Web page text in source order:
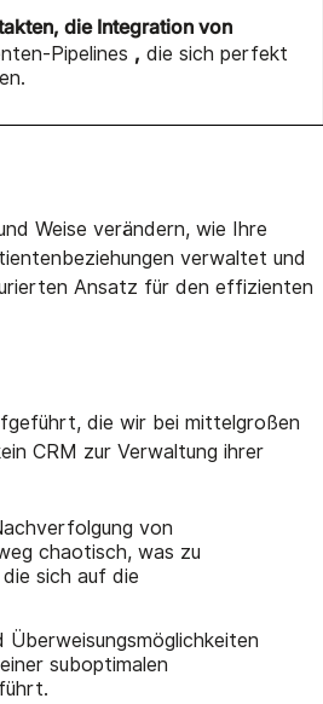
die Integration von
Pipelines , die sich perfekt
Weise verändern, wie Ihre
verwaltet und
Ansatz für den effizienten
die wir bei mittelgroßen
CRM zur Verwaltung ihrer
von
chaotisch, was zu
sich auf die
Überweisungsmöglichkeiten
suboptimalen